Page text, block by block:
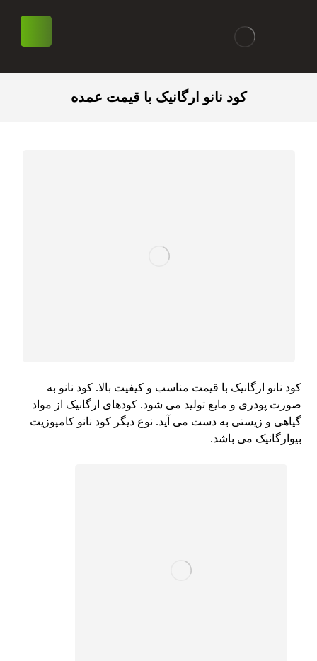
کود نانو ارگانیک با قیمت عمده
کود نانو ارگانیک با قیمت مناسب و کیفیت بالا. کود نانو به
صورت پودری و مایع تولید می شود. کودهای ارگانیک از مواد
گیاهی و زیستی به دست می آید. نوع دیگر کود نانو کامپوزیت
بیوارگانیک می باشد.